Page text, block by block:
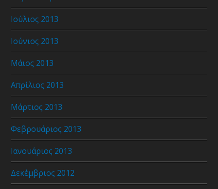
Ιούλιος 2013
Ιούνιος 2013
Μάιος 2013
Απρίλιος 2013
Μάρτιος 2013
Φεβρουάριος 2013
Ιανουάριος 2013
Δεκέμβριος 2012